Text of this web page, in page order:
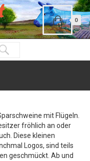
0
mit Flügeln.
fröhlich an oder
Diese kleinen
Logos, sind teils
geschmückt. Ab und